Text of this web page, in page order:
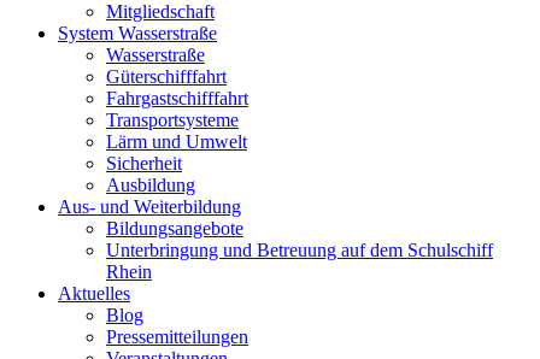
Mitgliedschaft
System Wasserstraße
Wasserstraße
Güterschifffahrt
Fahrgastschifffahrt
Transportsysteme
Lärm und Umwelt
Sicherheit
Ausbildung
Aus- und Weiterbildung
Bildungsangebote
Unterbringung und Betreuung auf dem Schulschiff
Rhein
Aktuelles
Blog
Pressemitteilungen